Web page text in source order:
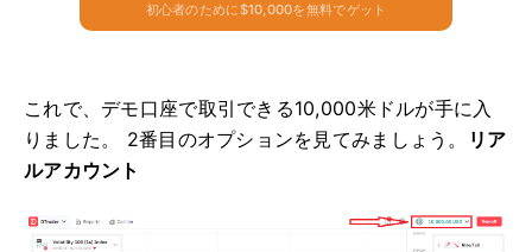
初心者のために$10,000を無料でゲット
これで、デモ口座で取引できる10,000米ドルが手に入
りました。 2番目のオプションを見てみましょう。
リア
ルアカウント